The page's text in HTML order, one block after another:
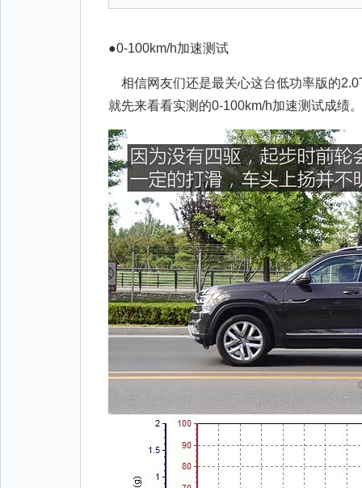
●0-100km/h加速测试
相信网友们还是最关心这台低功率版的
就先来看看实测的0-100km/h加速测试成绩。